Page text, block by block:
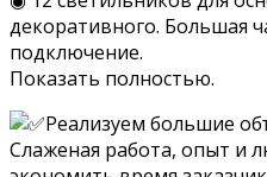
декоративного. Большая
подключение.
Показать полностью.
Реализуем большие
Слаженая работа, опыт и